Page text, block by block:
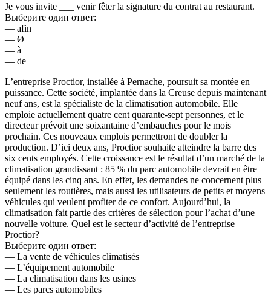
Je vous invite ___ venir fêter la signature du contrat au restaurant.
Выберите один ответ:
— afin
— Ø
— à
— de
L’entreprise Proctior, installée à Pernache, poursuit sa montée en
puissance. Cette société, implantée dans la Creuse depuis maintenant
neuf ans, est la spécialiste de la climatisation automobile. Elle
emploie actuellement quatre cent quarante-sept personnes, et le
directeur prévoit une soixantaine d’embauches pour le mois
prochain. Ces nouveaux emplois permettront de doubler la
production. D’ici deux ans, Proctior souhaite atteindre la barre des
six cents employés. Cette croissance est le résultat d’un marché de la
climatisation grandissant : 85 % du parc automobile devrait en être
équipé dans les cinq ans. En effet, les demandes ne concernent plus
seulement les routières, mais aussi les utilisateurs de petits et moyens
véhicules qui veulent profiter de ce confort. Aujourd’hui, la
climatisation fait partie des critères de sélection pour l’achat d’une
nouvelle voiture. Quel est le secteur d’activité de l’entreprise
Proctior?
Выберите один ответ:
— La vente de véhicules climatisés
— L’équipement automobile
— La climatisation dans les usines
— Les parcs automobiles